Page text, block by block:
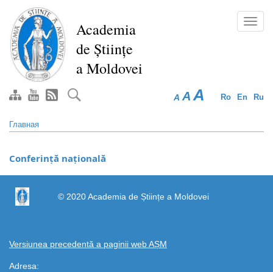
Перейти
основному
содержанию
Academia
de Științe
a Moldovei
Ro En Ru
A A A
Главная
Conferință națională
© 2020 Academia de Științe a Moldovei
Versiunea precedentă a paginii web AȘM
Adresa:
https://propletenie.ru/